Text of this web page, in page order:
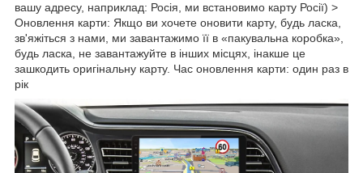
вашу адресу, наприклад: Росія, ми встановимо карту Росії) >
Оновлення карти: Якщо ви хочете оновити карту, будь ласка,
зв'яжіться з нами, ми завантажимо її в «пакувальна коробка»,
будь ласка, не завантажуйте в інших місцях, інакше це
зашкодить оригінальну карту. Час оновлення карти: один раз в
рік